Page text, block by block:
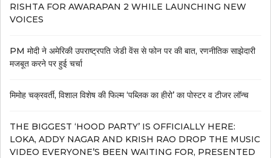
RISHTA FOR AWARAPAN 2 WHILE LAUNCHING NEW
VOICES
PM मोदी ने अमेरिकी उपराष्ट्रपति जेडी वेंस से फोन पर की बात, रणनीतिक साझेदारी
मजबूत करने पर हुई चर्चा
मिमोह चक्रवर्ती, विशाल विशेष की फिल्म ‘पब्लिक का हीरो’ का पोस्टर व टीजर लॉन्च
THE BIGGEST ‘HOOD PARTY’ IS OFFICIALLY HERE:
LOKA, ADDY NAGAR AND KRISH RAO DROP THE MUSIC
VIDEO EVERYONE’S BEEN WAITING FOR, PRESENTED